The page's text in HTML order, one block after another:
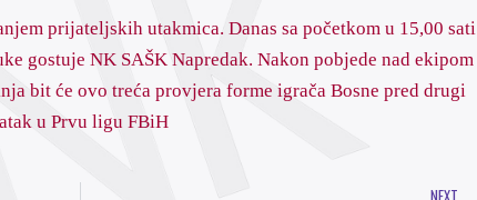
prijateljskih utakmica. Danas sa početkom u 15,00 sati
gostuje NK SAŠK Napredak. Nakon pobjede nad ekipom
bit će ovo treća provjera forme igrača Bosne pred drugi
u Prvu ligu FBiH
NEXT